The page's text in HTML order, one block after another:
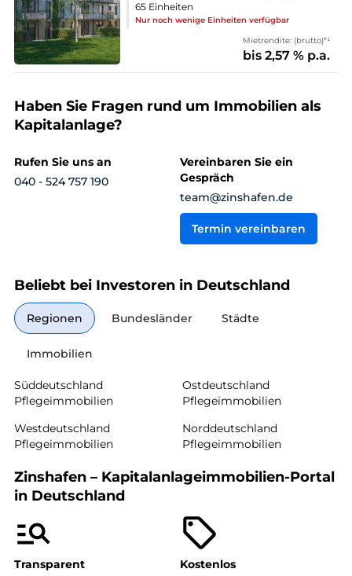
65 Einheiten
Nur noch wenige Einheiten verfügbar
Mietrendite: (brutto)*¹
bis 2,57 % p.a.
Haben Sie Fragen rund um Immobilien als
Kapitalanlage?
Rufen Sie uns an
040 - 524 757 190
Vereinbaren Sie ein
Gespräch
team@zinshafen.de
Termin vereinbaren
Beliebt bei Investoren in Deutschland
Regionen Bundesländer Städte
Immobilien
Süddeutschland
Pflegeimmobilien
Ostdeutschland
Pflegeimmobilien
Westdeutschland
Pflegeimmobilien
Norddeutschland
Pflegeimmobilien
Zinshafen – Kapitalanlageimmobilien-Portal
in Deutschland
Transparent
Kostenlos